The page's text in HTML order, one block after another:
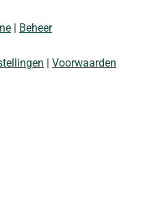
| Beheer
| Voorwaarden